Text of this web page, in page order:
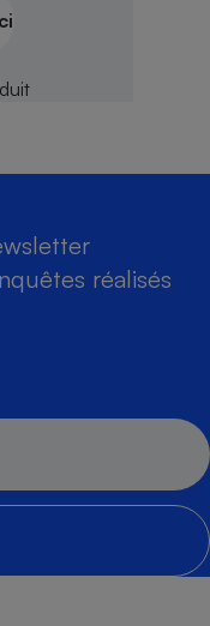
réalisés